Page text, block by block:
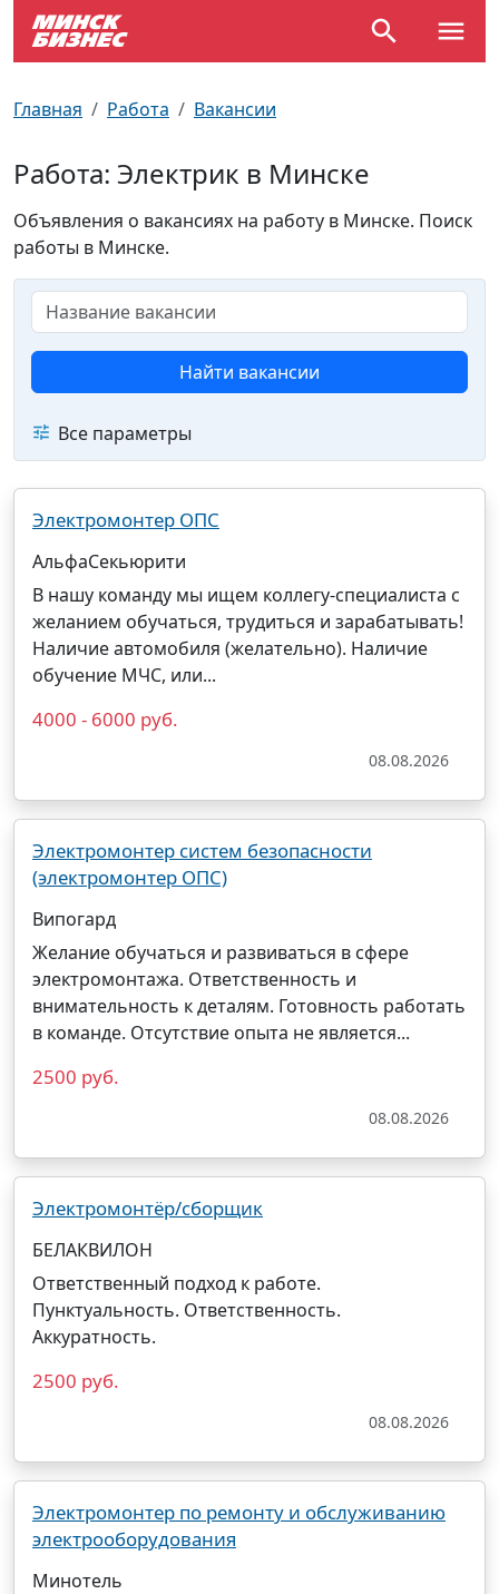
Главная Работа Вакансии
Работа: Электрик в Минске
Объявления о вакансиях на работу в Минске. Поиск
работы в Минске.
Найти вакансии
Все параметры
Электромонтер ОПС
АльфаСекьюрити
В нашу команду мы ищем коллегу-специалиста с
желанием обучаться, трудиться и зарабатывать!
Наличие автомобиля (желательно). Наличие
обучение МЧС, или...
4000 - 6000 руб.
08.08.2026
Электромонтер систем безопасности
(электромонтер ОПС)
Випогард
Желание обучаться и развиваться в сфере
электромонтажа. Ответственность и
внимательность к деталям. Готовность работать
в команде. Отсутствие опыта не является...
2500 руб.
08.08.2026
Электромонтёр/сборщик
БЕЛАКВИЛОН
Ответственный подход к работе.
Пунктуальность. Ответственность.
Аккуратность.
2500 руб.
08.08.2026
Электромонтер по ремонту и обслуживанию
электрооборудования
Минотель
Улицы Минска
Производственный календарь
Документы для ЗАГСа
Пробки на дорогах
Самолеты